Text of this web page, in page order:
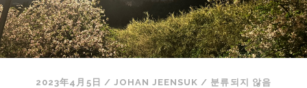
2023年4月5日 / JOHAN JEENSUK / 분류되지 않음